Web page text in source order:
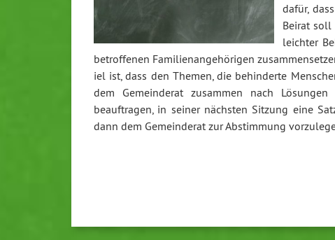
dafür,
Beirat
leichter
betroffenen Familienangehörigen
iel ist, dass den Themen, die behinderte
dem Gemeinderat zusammen nach
beauftragen, in seiner nächsten Sitzung eine
dann dem Gemeinderat zur Abstimmung